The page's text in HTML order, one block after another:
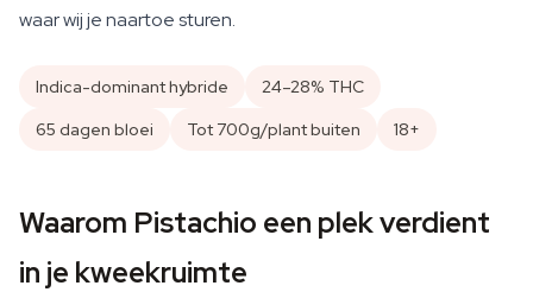
waar wij je naartoe sturen.
Indica-dominant hybride
24–28% THC
65 dagen bloei
Tot 700g/plant buiten 18+
Waarom Pistachio een plek verdient
in je kweekruimte